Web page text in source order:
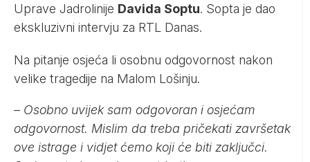
Uprave Jadrolinije Davida Soptu. Sopta je dao
ekskluzivni intervju za RTL Danas.
Na pitanje osjeća li osobnu odgovornost nakon
velike tragedije na Malom Lošinju.
– Osobno uvijek sam odgovoran i osjećam
odgovornost. Mislim da treba pričekati završetak
ove istrage i vidjet ćemo koji će biti zaključci.